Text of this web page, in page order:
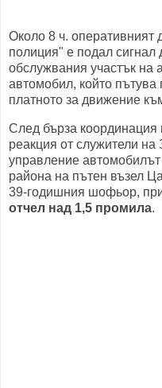
Около 8 ч. оперативният
полиция" е подал сигнал
обслужвания участък на
автомобил, който
платното за движение
След бърза координация
реакция от служители
управление
района на пътен възел
39-годишния шофьор,
отчел над 1,5 промила.